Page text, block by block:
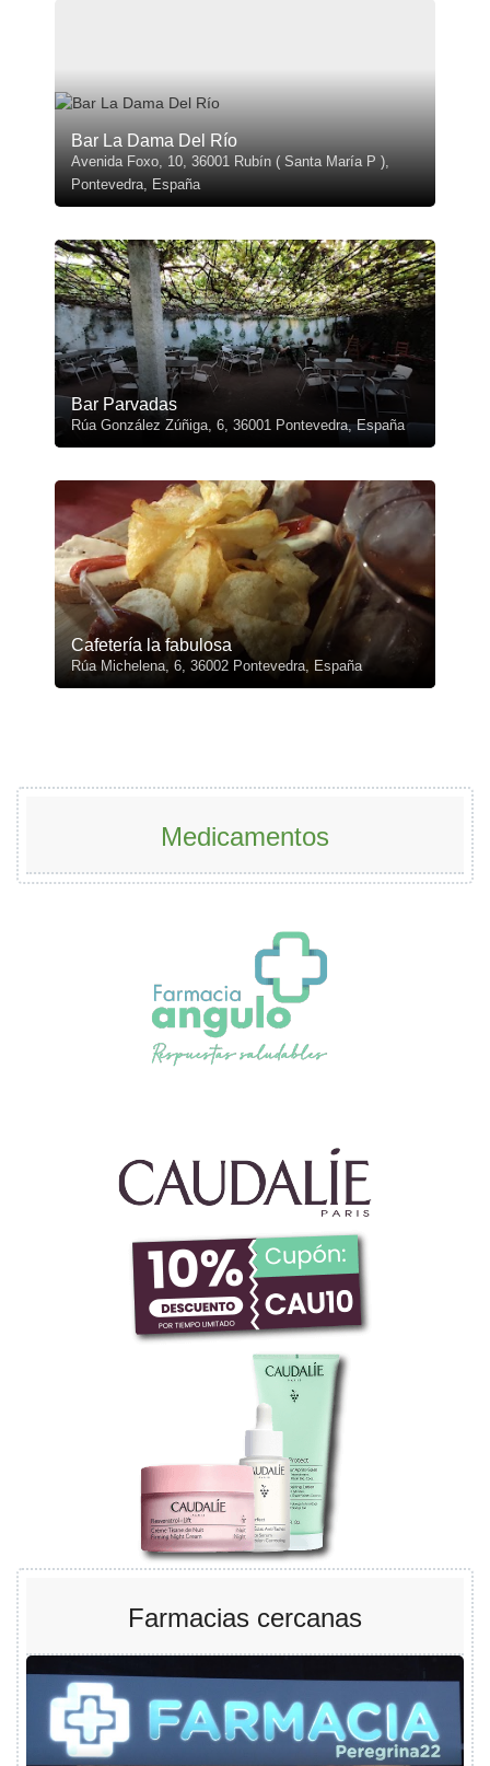
Bar La Dama Del Río
Avenida Foxo, 10, 36001 Rubín ( Santa María P ),
Pontevedra, España
Bar Parvadas
Rúa González Zúñiga, 6, 36001 Pontevedra, España
Cafetería la fabulosa
Rúa Michelena, 6, 36002 Pontevedra, España
Medicamentos
Farmacias cercanas